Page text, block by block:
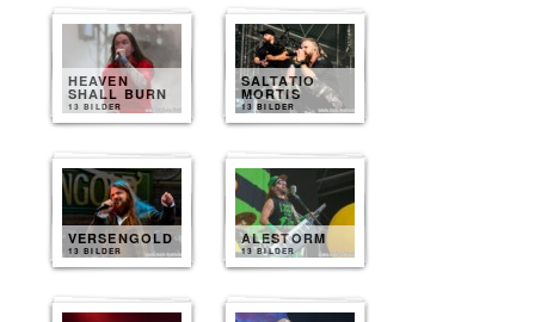
HEAVEN
SHALL BURN
13 BILDER
SALTATIO
MORTIS
13 BILDER
VERSENGOLD
13 BILDER
ALESTORM
13 BILDER